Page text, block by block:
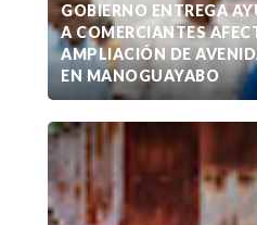
GOBIERNO ENTREGA
A COMERCIANTES
AMPLIACIÓN DE
EN MANOGUAYABO